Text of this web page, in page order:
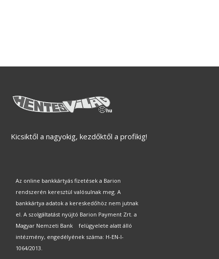
Kicsiktől a nagyokig, kezdőktől a profikig!
Az online bankkártyás fizetések a Barion
rendszerén keresztül valósulnak meg. A
bankkártya adatok a kereskedőhöz nem jutnak
el. A szolgáltatást nyújtó Barion Payment Zrt. a
Magyar Nemzeti Bank felügyelete alatt álló
intézmény, engedélyének száma: H-EN-I-
1064/2013.